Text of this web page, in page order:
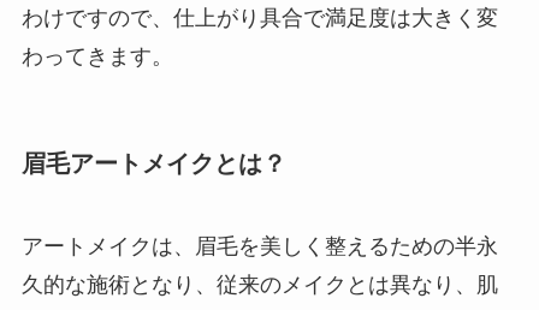
わけですので、仕上がり具合で満足度は大きく変
わってきます。
眉毛アートメイクとは？
アートメイクは、眉毛を美しく整えるための半永
久的な施術となり、従来のメイクとは異なり、肌